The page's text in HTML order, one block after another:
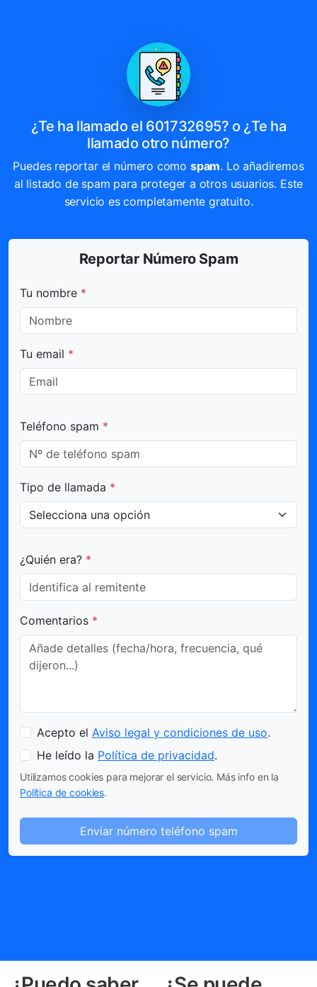
¿Te ha llamado el 601732695? o ¿Te ha
llamado otro número?
Puedes reportar el número como spam. Lo añadiremos
al listado de spam para proteger a otros usuarios. Este
servicio es completamente gratuito.
Reportar Número Spam
Tu nombre *
Tu email *
Teléfono spam *
Tipo de llamada *
¿Quién era? *
Comentarios *
Acepto el Aviso legal y condiciones de uso.
He leído la Política de privacidad.
Utilizamos cookies para mejorar el servicio. Más info en la
Política de cookies.
Enviar número teléfono spam